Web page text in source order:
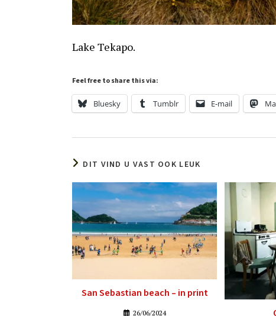
Lake Tekapo.
Feel free to share this via:
Bluesky Tumblr E-mail
DIT VIND U VAST OOK LEUK
San Sebastian beach – in print
26/06/2024